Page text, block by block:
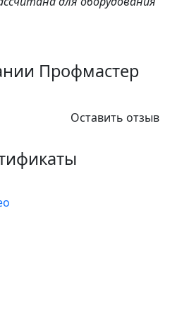
Профмастер
Оставить отзыв